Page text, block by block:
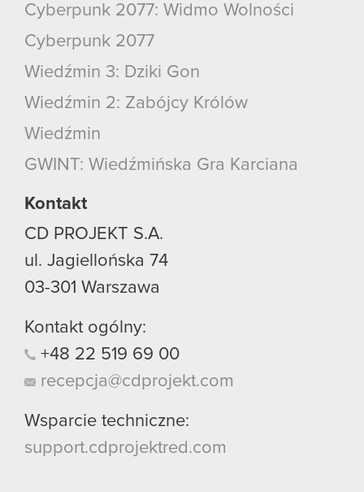
Cyberpunk 2077: Widmo Wolności
Cyberpunk 2077
Wiedźmin 3: Dziki Gon
Wiedźmin 2: Zabójcy Królów
Wiedźmin
GWINT: Wiedźmińska Gra Karciana
Kontakt
CD PROJEKT S.A.
ul. Jagiellońska 74
03-301 Warszawa
Kontakt ogólny:
+48 22 519 69 00
recepcja@cdprojekt.com
Wsparcie techniczne:
support.cdprojektred.com